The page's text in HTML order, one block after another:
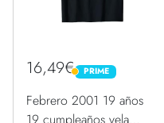
16,49€ PRIME
PRIME
Febrero 2001 19 años